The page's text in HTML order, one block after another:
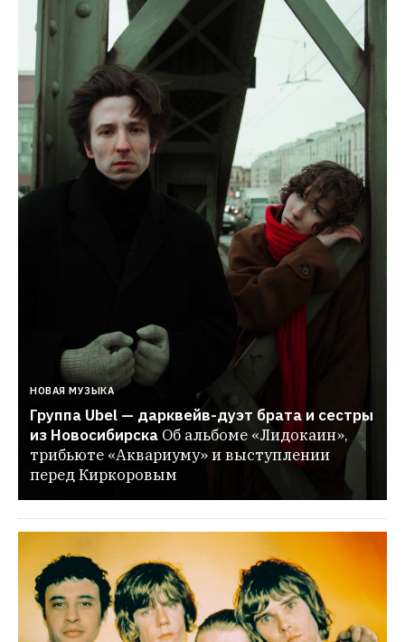
НОВАЯ МУЗЫКА
Группа Ubel — дарквейв-дуэт брата и сестры
из Новосибирска Об альбоме «Лидокаин»,
трибьюте «Аквариуму» и выступлении
перед Киркоровым